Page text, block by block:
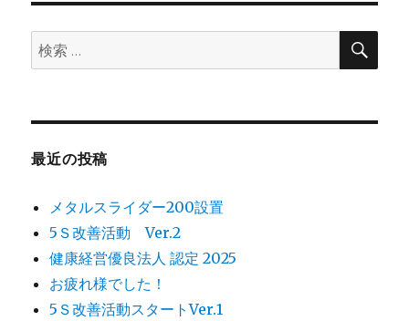
ト
検
索:
検
最近の投稿
メタルスライダー200設置
5Ｓ改善活動 Ver.2
健康経営優良法人 認定 2025
お疲れ様でした！
5Ｓ改善活動スタートVer.1